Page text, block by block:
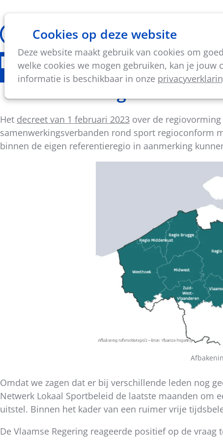
Cookies op deze website
Deze website maakt gebruik van cookies om
welke cookies we mogen gebruiken, kan je jouw
informatie is beschikbaar in onze
Thema's Vorming &
Bovenlokale werking
Het decreet van 1 februari 2023 over de
samenwerkingsverbanden rond sport regioconform
binnen de eigen referentieregio in aanmerking
Omdat we zagen dat er bij verschillende leden nog
Netwerk Lokaal Sportbeleid de laatste maanden om
uitstel. Binnen het kader van een ruimer vrije
De Vlaamse Regering reageerde positief op de